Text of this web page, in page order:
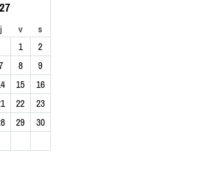
j v s
1
2
8
9
15
16
22
23
29
30